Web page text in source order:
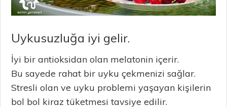
Uykusuzluğa iyi gelir.
İyi bir antioksidan olan melatonin içerir.
Bu sayede rahat bir uyku çekmenizi sağlar.
Stresli olan ve uyku problemi yaşayan kişilerin
bol bol kiraz tüketmesi tavsiye edilir.